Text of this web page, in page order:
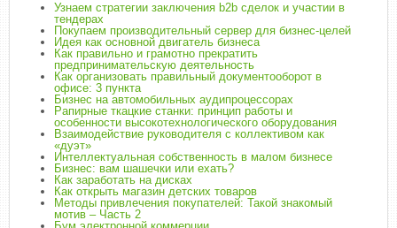
Узнаем стратегии заключения b2b сделок и участии в
тендерах
Покупаем производительный сервер для бизнес-целей
Идея как основной двигатель бизнеса
Как правильно и грамотно прекратить
предпринимательскую деятельность
Как организовать правильный документооборот в
офисе: 3 пункта
Бизнес на автомобильных аудипроцессорах
Рапирные ткацкие станки: принцип работы и
особенности высокотехнологического оборудования
Взаимодействие руководителя с коллективом как
«дуэт»
Интеллектуальная собственность в малом бизнесе
Бизнес: вам шашечки или ехать?
Как заработать на дисках
Как открыть магазин детских товаров
Методы привлечения покупателей: Такой знакомый
мотив – Часть 2